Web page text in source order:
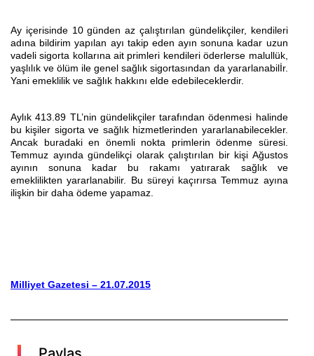
Ay içerisinde 10 günden az çalıştırılan gündelikçiler, kendileri
adına bildirim yapılan ayı takip eden ayın sonuna kadar uzun
vadeli sigorta kollarına ait primleri kendileri öderlerse malullük,
yaşlılık ve ölüm ile genel sağlık sigortasından da yararlanabilİr.
Yani emeklilik ve sağlık hakkını elde edebileceklerdir.
Aylık 413.89 TL’nin gündelikçiler tarafından ödenmesi halinde
bu kişiler sigorta ve sağlık hizmetlerinden yararlanabilecekler.
Ancak buradaki en önemli nokta primlerin ödenme süresi.
Temmuz ayında gündelikçi olarak çalıştırılan bir kişi Ağustos
ayının sonuna kadar bu rakamı yatırarak sağlık ve
emeklilikten yararlanabilir. Bu süreyi kaçırırsa Temmuz ayına
ilişkin bir daha ödeme yapamaz.
Milliyet Gazetesi – 21.07.2015